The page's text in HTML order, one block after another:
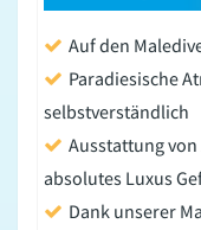
Auf den
Paradiesische
selbstverständlich
Ausstattung
absolutes Luxus
Dank unserer